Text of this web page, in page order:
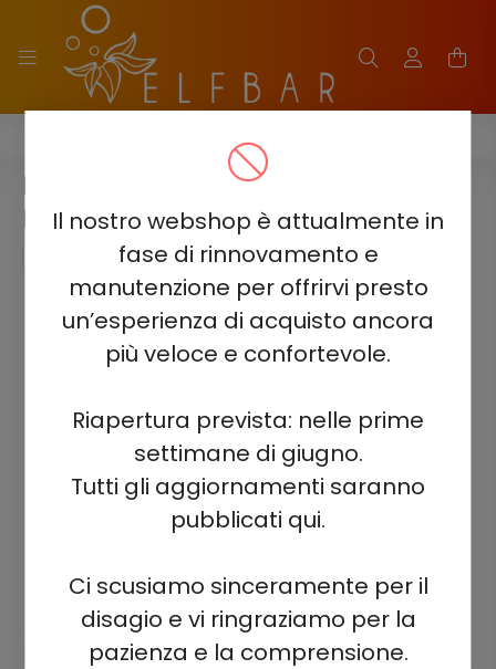
Il nostro webshop è attualmente in
fase di rinnovamento e
manutenzione per offrirvi presto
un’esperienza di acquisto ancora
più veloce e confortevole.
Riapertura prevista: nelle prime
settimane di giugno.
Tutti gli aggiornamenti saranno
pubblicati qui.
Ci scusiamo sinceramente per il
disagio e vi ringraziamo per la
pazienza e la comprensione.
HQD ULTIMA PRO 10000
HQD ULTIMA PRO 10000 - KIWI
LIMONE 5% - RICARICABILE